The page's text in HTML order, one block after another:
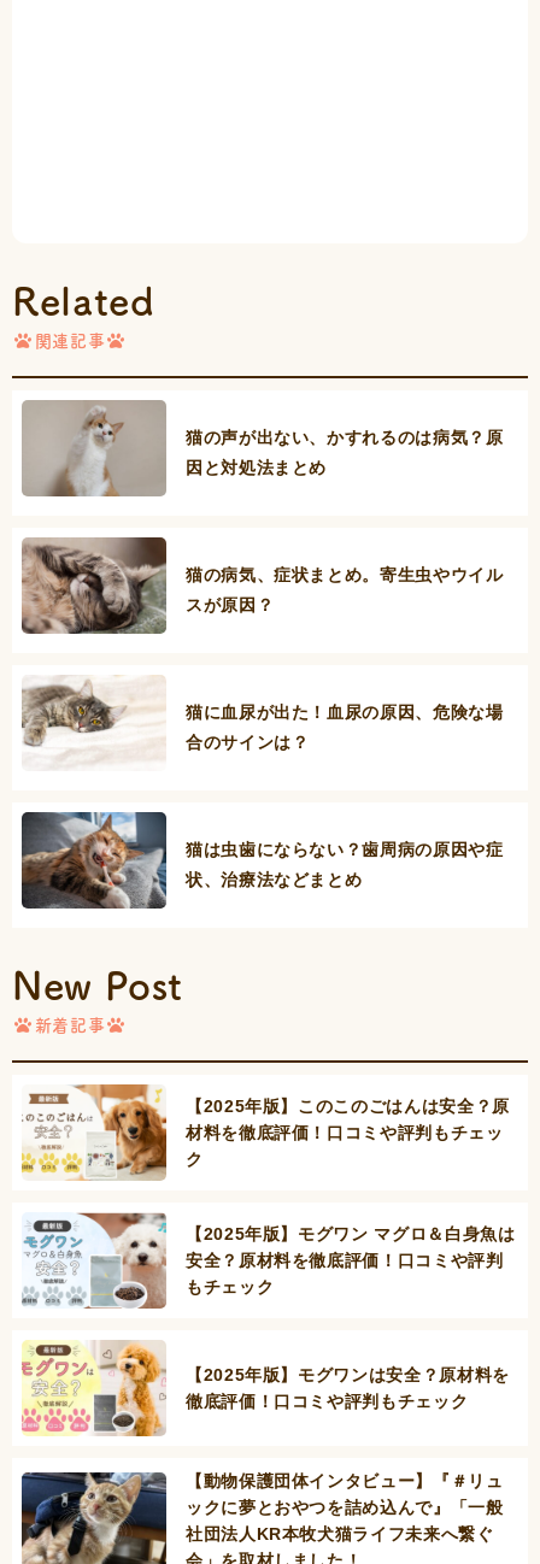
Related
関連記事
猫の声が出ない、かすれるのは病気？原
因と対処法まとめ
猫の病気、症状まとめ。寄生虫やウイル
スが原因？
猫に血尿が出た！血尿の原因、危険な場
合のサインは？
猫は虫歯にならない？歯周病の原因や症
状、治療法などまとめ
New Post
新着記事
【2025年版】このこのごはんは安全？原
材料を徹底評価！口コミや評判もチェッ
ク
【2025年版】モグワン マグロ＆白身魚は
安全？原材料を徹底評価！口コミや評判
もチェック
【2025年版】モグワンは安全？原材料を
徹底評価！口コミや評判もチェック
【動物保護団体インタビュー】『＃リュ
ックに夢とおやつを詰め込んで』「一般
社団法人KR本牧犬猫ライフ未来へ繋ぐ